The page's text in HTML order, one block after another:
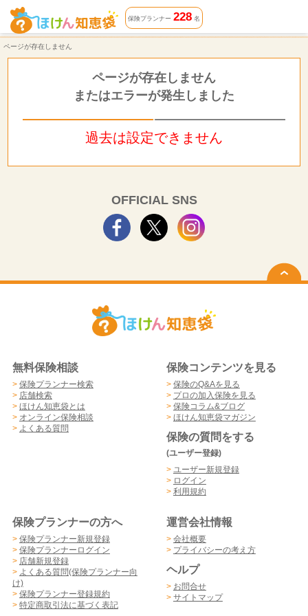
ページが存在しません | ほけん知恵袋
保険プランナー 228名
ページが存在しません
ページが存在しません
またはエラーが発生しました
過去は設定できません
OFFICIAL SNS
無料保険相談
> 保険プランナー検索
> 店舗検索
> ほけん知恵袋とは
> オンライン保険相談
> よくある質問
保険コンテンツを見る
> 保険のQ&Aを見る
> プロの加入保険を見る
> 保険コラム&ブログ
> ほけん知恵袋マガジン
保険の質問をする
(ユーザー登録)
> ユーザー新規登録
> ログイン
> 利用規約
保険プランナーの方へ
> 保険プランナー新規登録
> 保険プランナーログイン
> 店舗新規登録
> よくある質問(保険プランナー向
け)
> 保険プランナー登録規約
> 特定商取引法に基づく表記
運営会社情報
> 会社概要
> プライバシーの考え方
ヘルプ
> お問合せ
> サイトマップ